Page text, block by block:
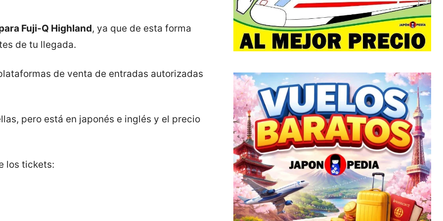
Fuji-Q Highland, ya que de esta forma
de tu llegada.
de venta de entradas autorizadas
pero está en japonés e inglés y el precio
los tickets: